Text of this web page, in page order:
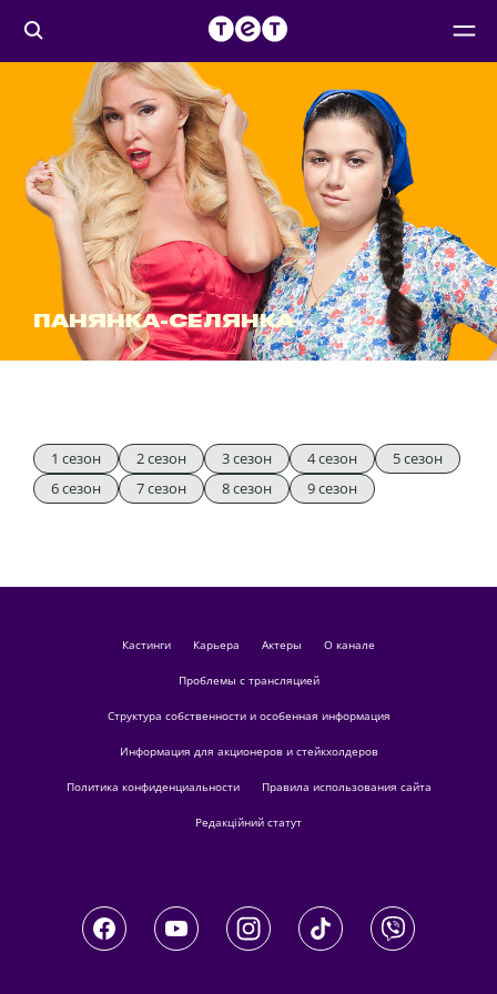
ПАНЯНКА-СЕЛЯНКА
1 сезон 2 сезон 3 сезон 4 сезон
5 сезон
6 сезон
7 сезон 8 сезон 9 сезон
кастинги Карьера актеры О канале
Проблемы с трансляцией
Структура собственности и особенная информация
Информация для акционеров и стейкхолдеров
Политика конфиденциальности Правила использования сайта
Редакційний статут